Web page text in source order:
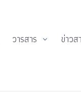
วารสาร ข่าวส